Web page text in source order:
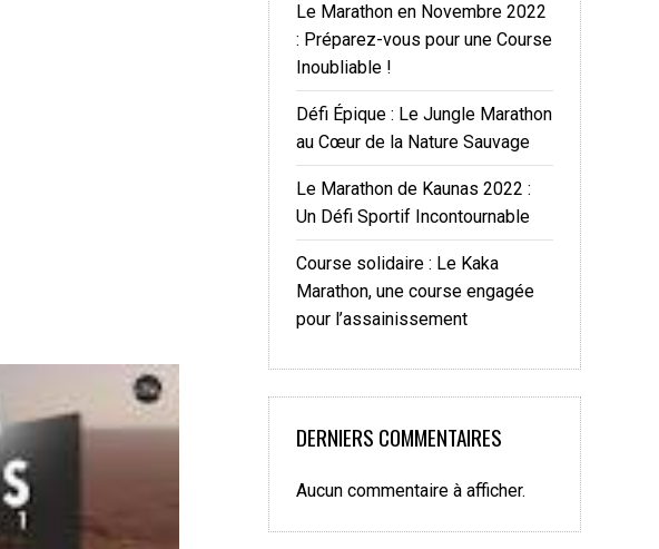
Le Marathon en Novembre 2022
: Préparez-vous pour une Course
Inoubliable !
Défi Épique : Le Jungle Marathon
au Cœur de la Nature Sauvage
Le Marathon de Kaunas 2022 :
Un Défi Sportif Incontournable
Course solidaire : Le Kaka
Marathon, une course engagée
pour l’assainissement
DERNIERS COMMENTAIRES
Aucun commentaire à afficher.